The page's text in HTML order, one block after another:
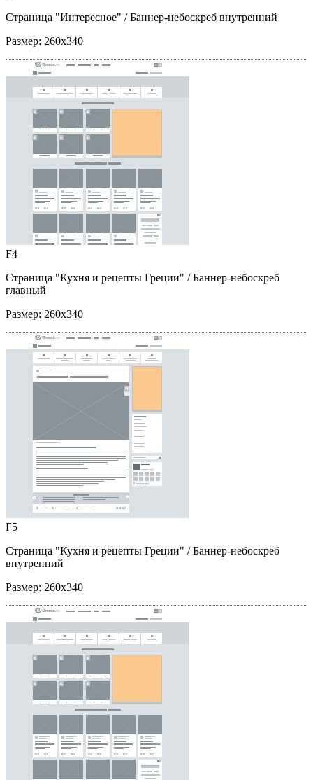
Страница "Интересное" / Баннер-небоскреб внутренний
Размер: 260x340
F4
Страница "Кухня и рецепты Греции" / Баннер-небоскреб
главный
Размер: 260x340
F5
Страница "Кухня и рецепты Греции" / Баннер-небоскреб
внутренний
Размер: 260x340